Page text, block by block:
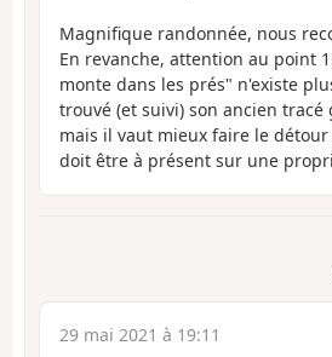
Magnifique randonnée, nous
En revanche, attention au point
monte dans les prés" n'existe
trouvé (et suivi) son ancien tracé
mais il vaut mieux faire le
doit être à présent sur une
29 mai 2021 à 19:11